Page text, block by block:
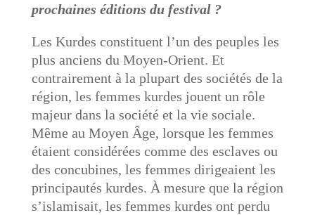
prochaines éditions du festival ?
Les Kurdes constituent l’un des peuples les
plus anciens du Moyen-Orient. Et
contrairement à la plupart des sociétés de la
région, les femmes kurdes jouent un rôle
majeur dans la société et la vie sociale.
Même au Moyen Âge, lorsque les femmes
étaient considérées comme des esclaves ou
des concubines, les femmes dirigeaient les
principautés kurdes. À mesure que la région
s’islamisait, les femmes kurdes ont perdu